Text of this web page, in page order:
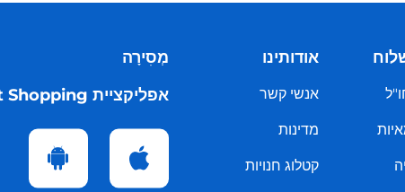
אודותינו
אנשי קשר
מדינות
קטלוג חנויות
מְסִירָה
אפליקציית myMeest Shopping